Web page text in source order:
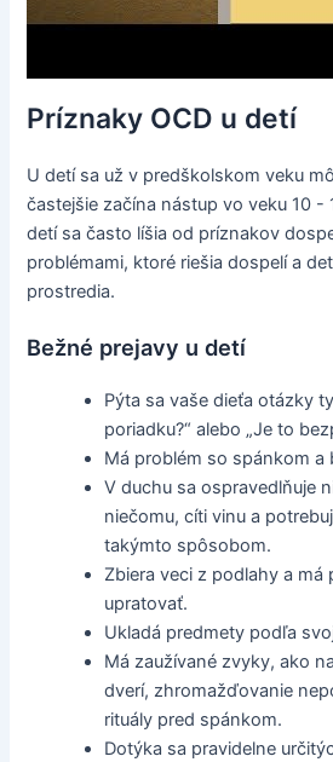
Príznaky OCD u detí
U detí sa už v predškolskom veku
častejšie začína nástup vo veku 10 -
detí sa často líšia od príznakov
problémami, ktoré riešia dospelí a
prostredia.
Bežné prejavy u detí
Pýta sa vaše dieťa otázky
poriadku?“ alebo „Je to
Má problém so spánkom a
V duchu sa ospravedlňuje
niečomu, cíti vinu a
takýmto spôsobom.
Zbiera veci z podlahy a má
upratovať.
Ukladá predmety podľa
Má zaužívané zvyky, ako
dverí, zhromažďovanie
rituály pred spánkom.
Dotýka sa pravidelne